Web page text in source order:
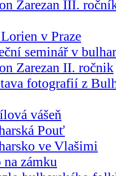
Zarezan III.
v Praze
seminář v
Zarezan II. ročnik
fotografií z
vášeň
Pouť
ve Vlašimi
na zámku